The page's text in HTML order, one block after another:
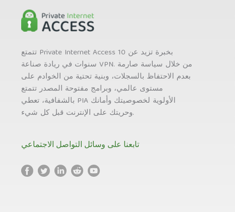
تتمتع Private Internet Access بخبرة تزيد عن 10
سنوات في ريادة صناعة VPN. من خلال سياسة صارمة
بعدم الاحتفاظ بالسجلات، وبنية تحتية من الخوادم على
مستوى عالمي، وبرامج مفتوحة المصدر تتمتع
بالشفافية، تعطي PIA الأولوية لخصوصيتك وأمانك
وحريتك على الإنترنت قبل كل شيء.
تابعنا على وسائل التواصل الاجتماعي